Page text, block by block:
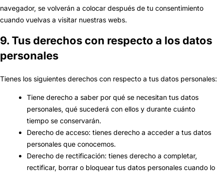
navegador, se volverán a colocar después de tu consentimiento
cuando vuelvas a visitar nuestras webs.
9. Tus derechos con respecto a los datos
personales
Tienes los siguientes derechos con respecto a tus datos personales:
Tiene derecho a saber por qué se necesitan tus datos
personales, qué sucederá con ellos y durante cuánto
tiempo se conservarán.
Derecho de acceso: tienes derecho a acceder a tus datos
personales que conocemos.
Derecho de rectificación: tienes derecho a completar,
rectificar, borrar o bloquear tus datos personales cuando lo